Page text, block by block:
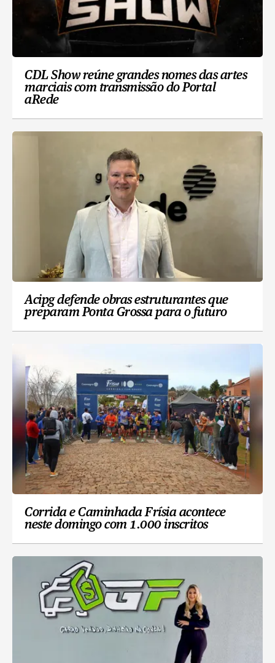
CDL Show reúne grandes nomes das artes
marciais com transmissão do Portal
aRede
Acipg defende obras estruturantes que
preparam Ponta Grossa para o futuro
Corrida e Caminhada Frísia acontece
neste domingo com 1.000 inscritos